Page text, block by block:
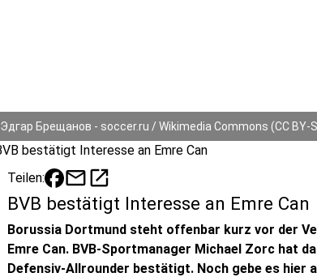
Эдгар Брещанов - soccer.ru / Wikimedia Commons (CC BY-
Teilen: mailopen_in_new
BVB bestätigt Interesse an Emre Can
Borussia Dortmund steht offenbar kurz vor der
Emre Can. BVB-Sportmanager Michael Zorc hat
Defensiv-Allrounder bestätigt. Noch gebe es hier